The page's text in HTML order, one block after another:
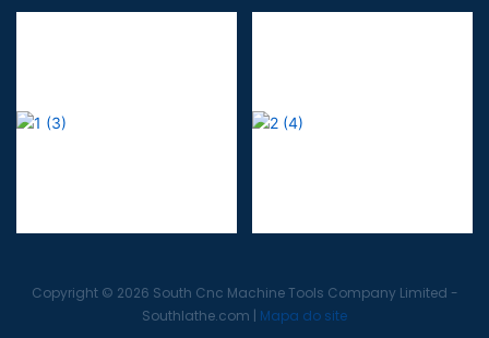
Copyright © 2026 South Cnc Machine Tools Company Limited -
Southlathe.com | Mapa do site